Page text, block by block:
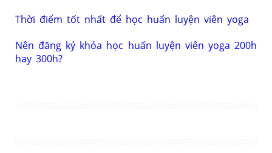
Thời điểm tốt nhất để học huấn luyện viên yoga
Nên đăng ký khóa học huấn luyện viên yoga 200h
hay 300h?